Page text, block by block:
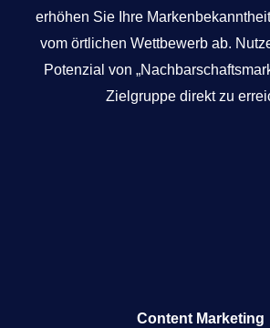
erhöhen Sie Ihre
vom örtlichen Wettbewerb ab.
Potenzial von
Zielgruppe direkt zu
Content Marketing